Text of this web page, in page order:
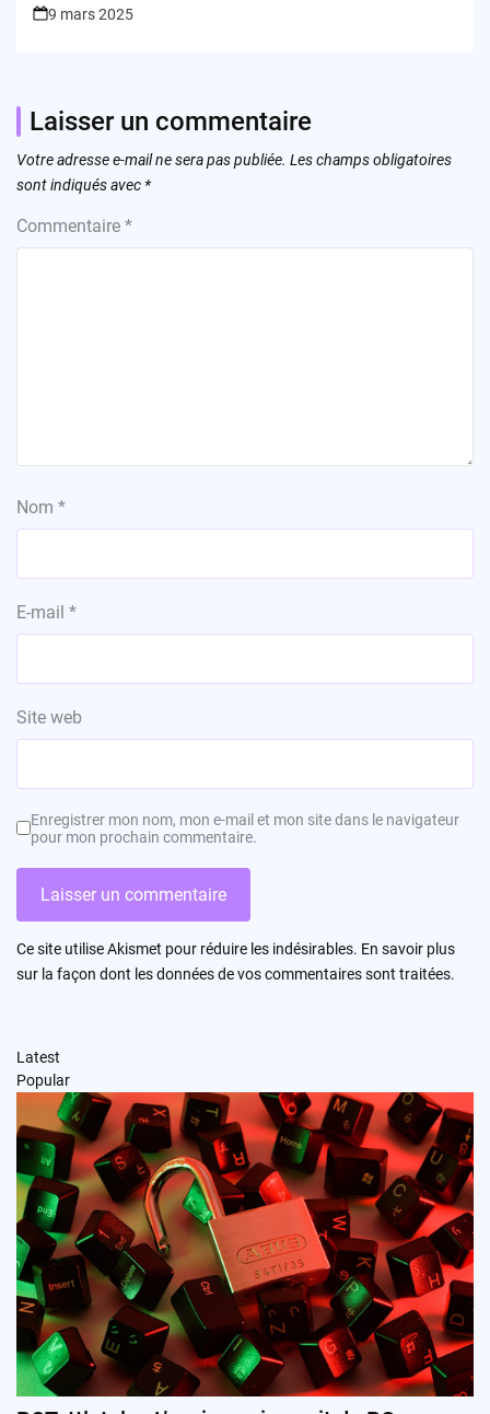
9 mars 2025
Laisser un commentaire
Votre adresse e-mail ne sera pas publiée. Les champs obligatoires
sont indiqués avec *
Commentaire *
Nom *
E-mail *
Site web
Enregistrer mon nom, mon e-mail et mon site dans le navigateur
pour mon prochain commentaire.
Ce site utilise Akismet pour réduire les indésirables. En savoir plus
sur la façon dont les données de vos commentaires sont traitées.
Latest
Popular